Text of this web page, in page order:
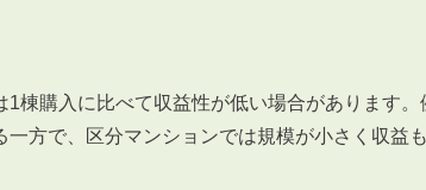
1棟購入に比べて収益性が低い場合があります
一方で、区分マンションでは規模が小さく収益